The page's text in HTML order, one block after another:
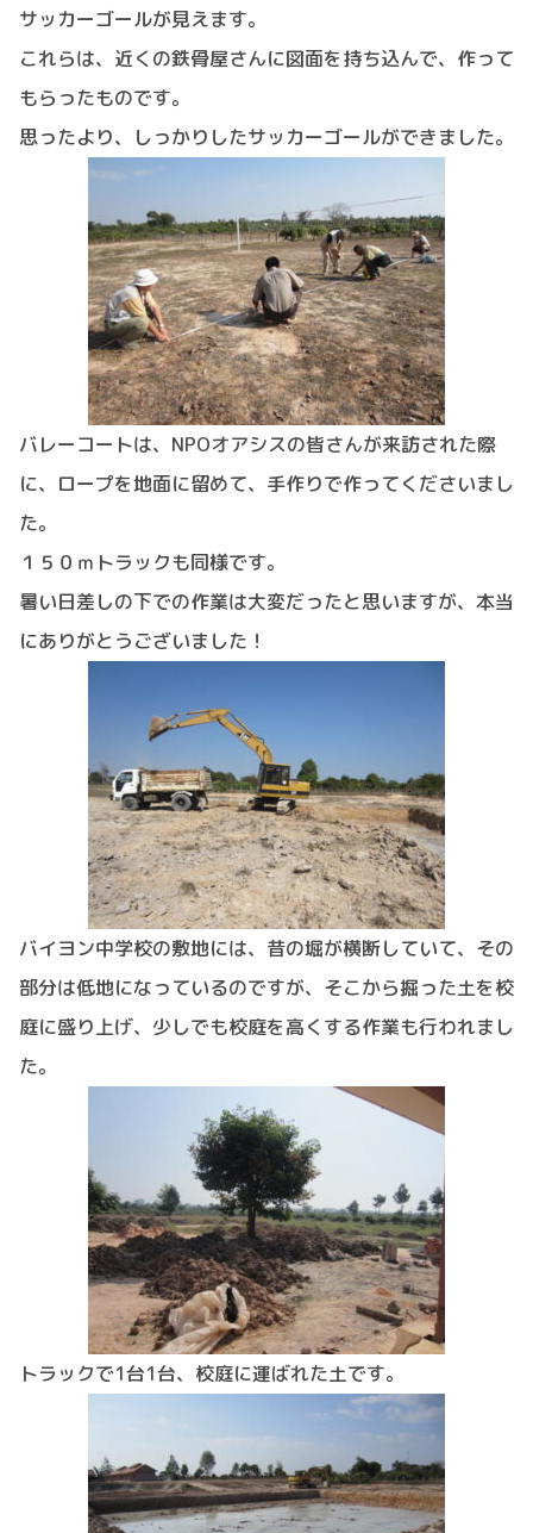
サッカーゴールが見えます。
これらは、近くの鉄骨屋さんに図面を持ち込んで、作って
もらったものです。
思ったより、しっかりしたサッカーゴールができました。
バレーコートは、NPOオアシスの皆さんが来訪された際
に、ロープを地面に留めて、手作りで作ってくださいまし
た。
１５０ｍトラックも同様です。
暑い日差しの下での作業は大変だったと思いますが、本当
にありがとうございました！
バイヨン中学校の敷地には、昔の堀が横断していて、その
部分は低地になっているのですが、そこから掘った土を校
庭に盛り上げ、少しでも校庭を高くする作業も行われまし
た。
トラックで1台1台、校庭に運ばれた土です。